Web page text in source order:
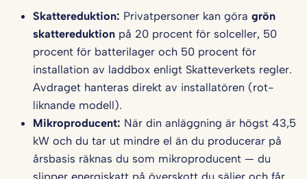
Skattereduktion: Privatpersoner kan göra grön
skattereduktion på 20 procent för solceller, 50
procent för batterilager och 50 procent för
installation av laddbox enligt Skatteverkets regler.
Avdraget hanteras direkt av installatören (rot-
liknande modell).
Mikroproducent: När din anläggning är högst 43,5
kW och du tar ut mindre el än du producerar på
årsbasis räknas du som mikroproducent — du